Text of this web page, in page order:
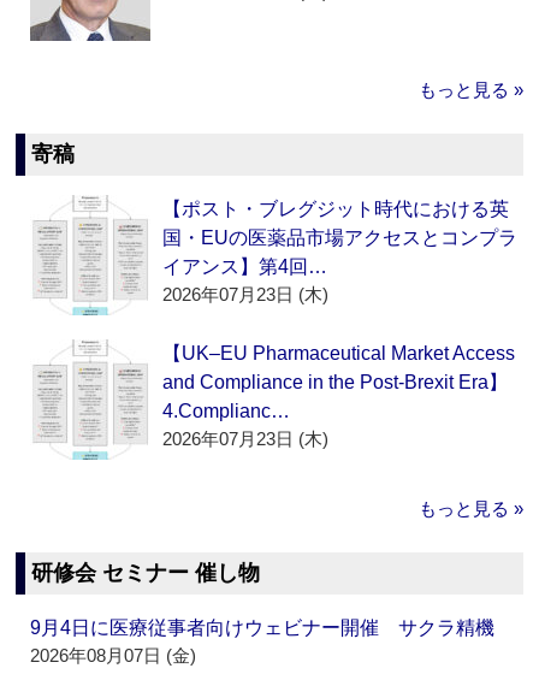
もっと見る »
寄稿
【ポスト・ブレグジット時代における英
国・EUの医薬品市場アクセスとコンプラ
イアンス】第4回…
2026年07月23日 (木)
【UK–EU Pharmaceutical Market Access
and Compliance in the Post-Brexit Era】
4.Complianc…
2026年07月23日 (木)
もっと見る »
研修会 セミナー 催し物
9月4日に医療従事者向けウェビナー開催 サクラ精機
2026年08月07日 (金)